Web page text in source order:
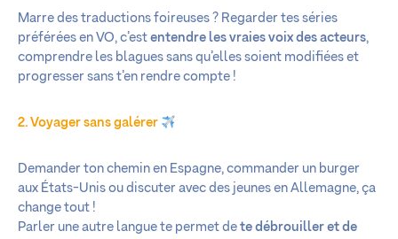
Marre des traductions foireuses ? Regarder tes séries
préférées en VO, c’est entendre les vraies voix des acteurs,
comprendre les blagues sans qu’elles soient modifiées et
progresser sans t’en rendre compte !
2. Voyager sans galérer
Demander ton chemin en Espagne, commander un burger
aux États-Unis ou discuter avec des jeunes en Allemagne, ça
change tout !
Parler une autre langue te permet de te débrouiller et de